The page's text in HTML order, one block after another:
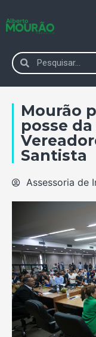
Mourão
posse
Santista
Assessoria de